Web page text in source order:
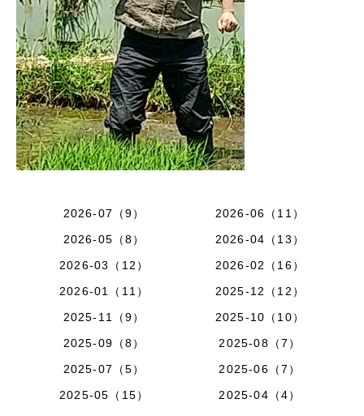
2026-07（9）
2026-06（11）
2026-05（8）
2026-04（13）
2026-03（12）
2026-02（16）
2026-01（11）
2025-12（12）
2025-11（9）
2025-10（10）
2025-09（8）
2025-08（7）
2025-07（5）
2025-06（7）
2025-05（15）
2025-04（4）